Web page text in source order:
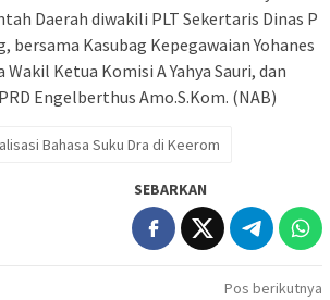
Daerah diwakili PLT Sekertaris Dinas P
bersama Kasubag Kepegawaian Yohanes
Wakil Ketua Komisi A Yahya Sauri, dan
Engelberthus Amo.S.Kom. (NAB)
Bahasa Suku Dra di Keerom
SEBARKAN
Pos berikutnya